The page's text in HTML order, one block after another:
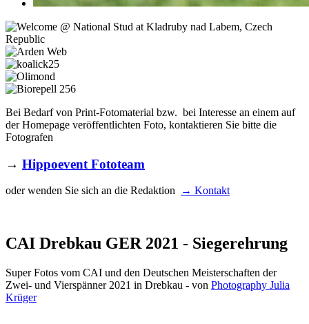
Bei Bedarf von Print-Fotomaterial bzw. bei Interesse an einem auf
der Homepage veröffentlichten Foto, kontaktieren Sie bitte die
Fotografen
→ Hippoevent Fototeam
oder wenden Sie sich an die Redaktion → Kontakt
CAI Drebkau GER 2021 - Siegerehrung
Super Fotos vom CAI und den Deutschen Meisterschaften der
Zwei- und Vierspänner 2021 in Drebkau - von Photography Julia
Krüger